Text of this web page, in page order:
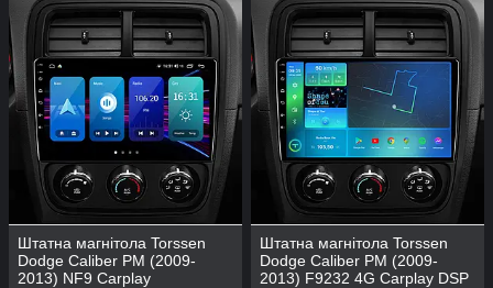
Штатна магнітола Torssen
Dodge Caliber PM (2009-
2013) NF9 Carplay
Штатна магнітола Torssen
Dodge Caliber PM (2009-
2013) F9232 4G Carplay DSP